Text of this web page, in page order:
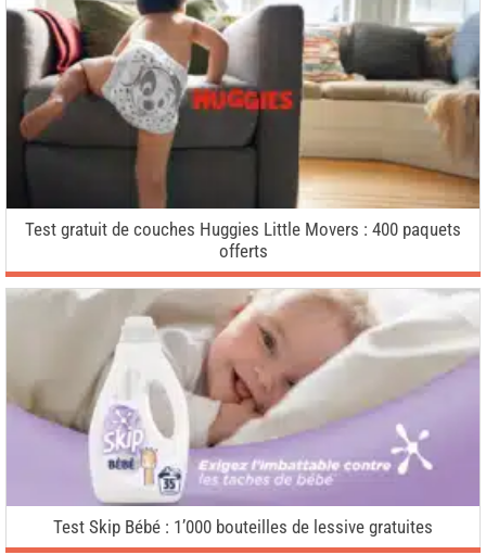
Test gratuit de couches Huggies Little Movers : 400 paquets
offerts
Test Skip Bébé : 1’000 bouteilles de lessive gratuites